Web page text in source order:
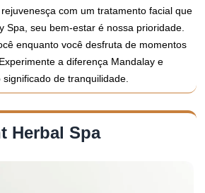
com um tratamento facial que
Spa, seu bem-estar é nossa prioridade.
enquanto você desfruta de momentos
a diferença Mandalay e
de tranquilidade.
Herbal Spa